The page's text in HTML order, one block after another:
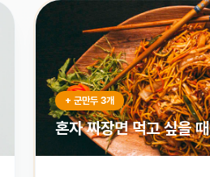
+ 군만두 3개
혼자 짜장면 먹고 싶을 때